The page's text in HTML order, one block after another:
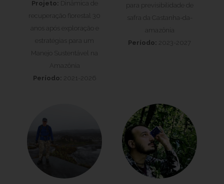
Projeto: Dinâmica de
recuperação florestal 30
anos após exploração e
estratégias para um
Manejo Sustentável na
Amazônia
Período: 2021-2026
para previsibilidade de
safra da Castanha-da-
amazônia
Período: 2023-2027